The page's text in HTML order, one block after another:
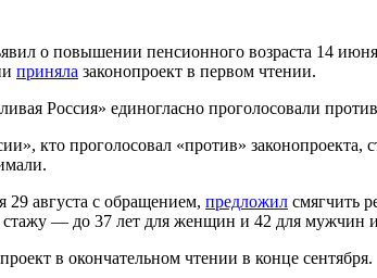
о повышении пенсионного возраста 14
приняла законопроект в первом чтении.
Россия» единогласно проголосовали против
кто проголосовал «против»
августа с обращением, предложил смягчить
— до 37 лет для женщин и 42 для мужчин
в окончательном чтении в конце сентября.